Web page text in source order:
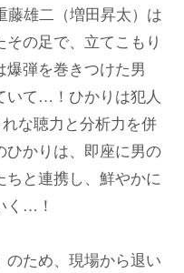
藤雄二（増田昇太）は
の足で、立てこもり
弾を巻きつけた男
いて…！ひかりは犯人
な聴力と分析力を併
かりは、即座に男の
と連携し、鮮やかに
く…！
ため、現場から退い